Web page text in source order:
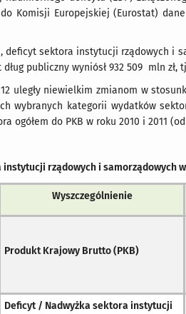
do Komisji Europejskiej (Eurostat)
deficyt sektora instytucji rządowych i
publiczny wyniósł 932 509 mln zł,
uległy niewielkim zmianom w
wybranych kategorii wydatków
ogółem do PKB w roku 2010 i 2011
rządowych i samorządowych w
Wyszczególnienie
Produkt Krajowy Brutto (PKB)
Deficyt / Nadwyżka sektora instytucji